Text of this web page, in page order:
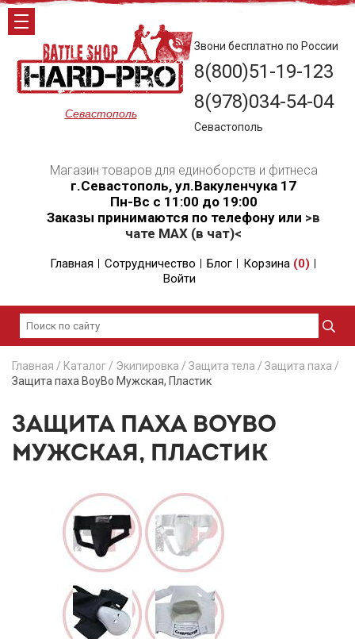
Севастополь
Магазин товаров для единоборств и фитнеса
г.Севастополь, ул.Вакуленчука 17
Пн-Вс с 11:00 до 19:00
Заказы принимаются по телефону или >в
чате MAX (в чат)<
Главная Сотрудничество Блог Корзина (0)
Войти
Звони бесплатно по России
8(800)51-19-123
8(978)034-54-04
Севастополь
Главная / Каталог / Экипировка / Защита тела / Защита паха /
Защита паха BoyBo Мужская, Пластик
ЗАЩИТА ПАХА BOYBO
МУЖСКАЯ, ПЛАСТИК